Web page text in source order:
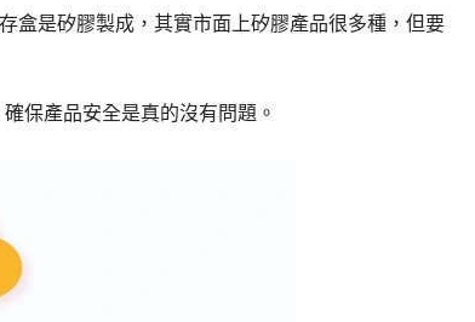
盒是矽膠製成，其實市面上矽膠產品很多種，但要
保產品安全是真的沒有問題。